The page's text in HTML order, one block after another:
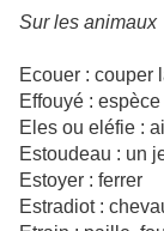
Sur les animaux
Ecouer : couper
Effouyé :
Eles ou eléfie :
Estoudeau : un
Estoyer : ferrer
Estradiot :